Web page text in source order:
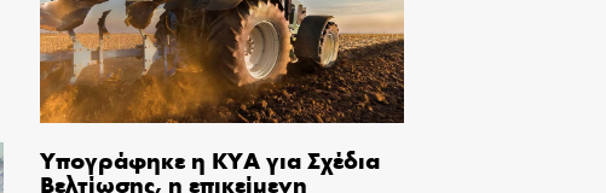
Υπογράφηκε η ΚΥΑ για Σχέδια
Βελτίωσης, η επικείμενη